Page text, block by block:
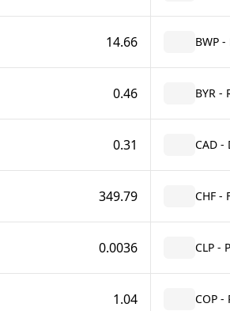
14.66 BWP
0.46 BYR -
0.31 CAD -
349.79 CHF -
0.0036 CLP -
1.04 COP -